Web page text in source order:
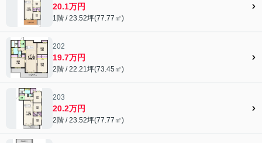
20.1万円
1階 / 23.52坪(77.77㎡)
202
19.7万円
2階 / 22.21坪(73.45㎡)
203
20.2万円
2階 / 23.52坪(77.77㎡)